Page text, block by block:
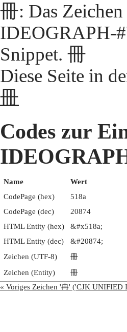
冊: Das
IDEOGRAPH-
Snippet. 冊
Diese Seite in
冊
Codes zur
Name
Wert
CodePage (hex)
518a
CodePage (dec)
20874
HTML Entity (hex)
&#x518a;
HTML Entity (dec)
&#20874;
Zeichen (UTF-8)
冊
Zeichen (Entity)
冊
« Voriges Zeichen '冉' ('CJK